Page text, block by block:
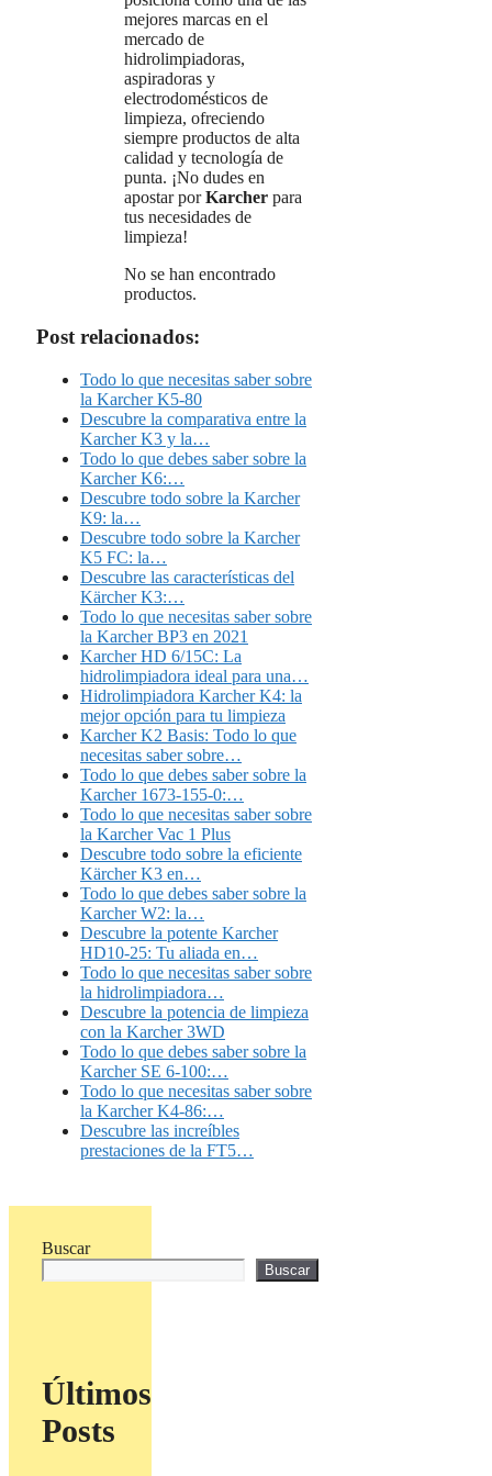
mejores marcas en el
mercado de
hidrolimpiadoras,
aspiradoras y
electrodomésticos de
limpieza, ofreciendo
siempre productos de alta
calidad y tecnología de
punta. ¡No dudes en
apostar porKarcher para
tus necesidades de
limpieza!
No se han encontrado
productos.
Post relacionados:
Todo lo que necesitas saber sobre
la Karcher K5-80
Descubre la comparativa entre la
Karcher K3 y la…
Todo lo que debes saber sobre la
Karcher K6:…
Descubre todo sobre la Karcher
K9: la…
Descubre todo sobre la Karcher
K5 FC: la…
Descubre las características del
Kärcher K3:…
Todo lo que necesitas saber sobre
la Karcher BP3 en 2021
Karcher HD 6/15C: La
hidrolimpiadora ideal para una…
Hidrolimpiadora Karcher K4: la
mejor opción para tu limpieza
Karcher K2 Basis: Todo lo que
necesitas saber sobre…
Todo lo que debes saber sobre la
Karcher 1673-155-0:…
Todo lo que necesitas saber sobre
la Karcher Vac 1 Plus
Descubre todo sobre la eficiente
Kärcher K3 en…
Todo lo que debes saber sobre la
Karcher W2: la…
Descubre la potente Karcher
HD10-25: Tu aliada en…
Todo lo que necesitas saber sobre
la hidrolimpiadora…
Descubre la potencia de limpieza
con la Karcher 3WD
Todo lo que debes saber sobre la
Karcher SE 6-100:…
Todo lo que necesitas saber sobre
la Karcher K4-86:…
Descubre las increíbles
prestaciones de la FT5…
Buscar
Buscar
Últimos
Posts